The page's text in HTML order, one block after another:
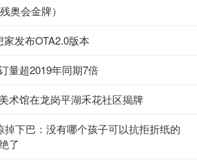
奥会金牌）
家发布OTA2.0版本
量超2019年同期7倍
术馆在龙岗平湖禾花社区揭牌
掉下巴：没有哪个孩子可以抗拒折纸的
了